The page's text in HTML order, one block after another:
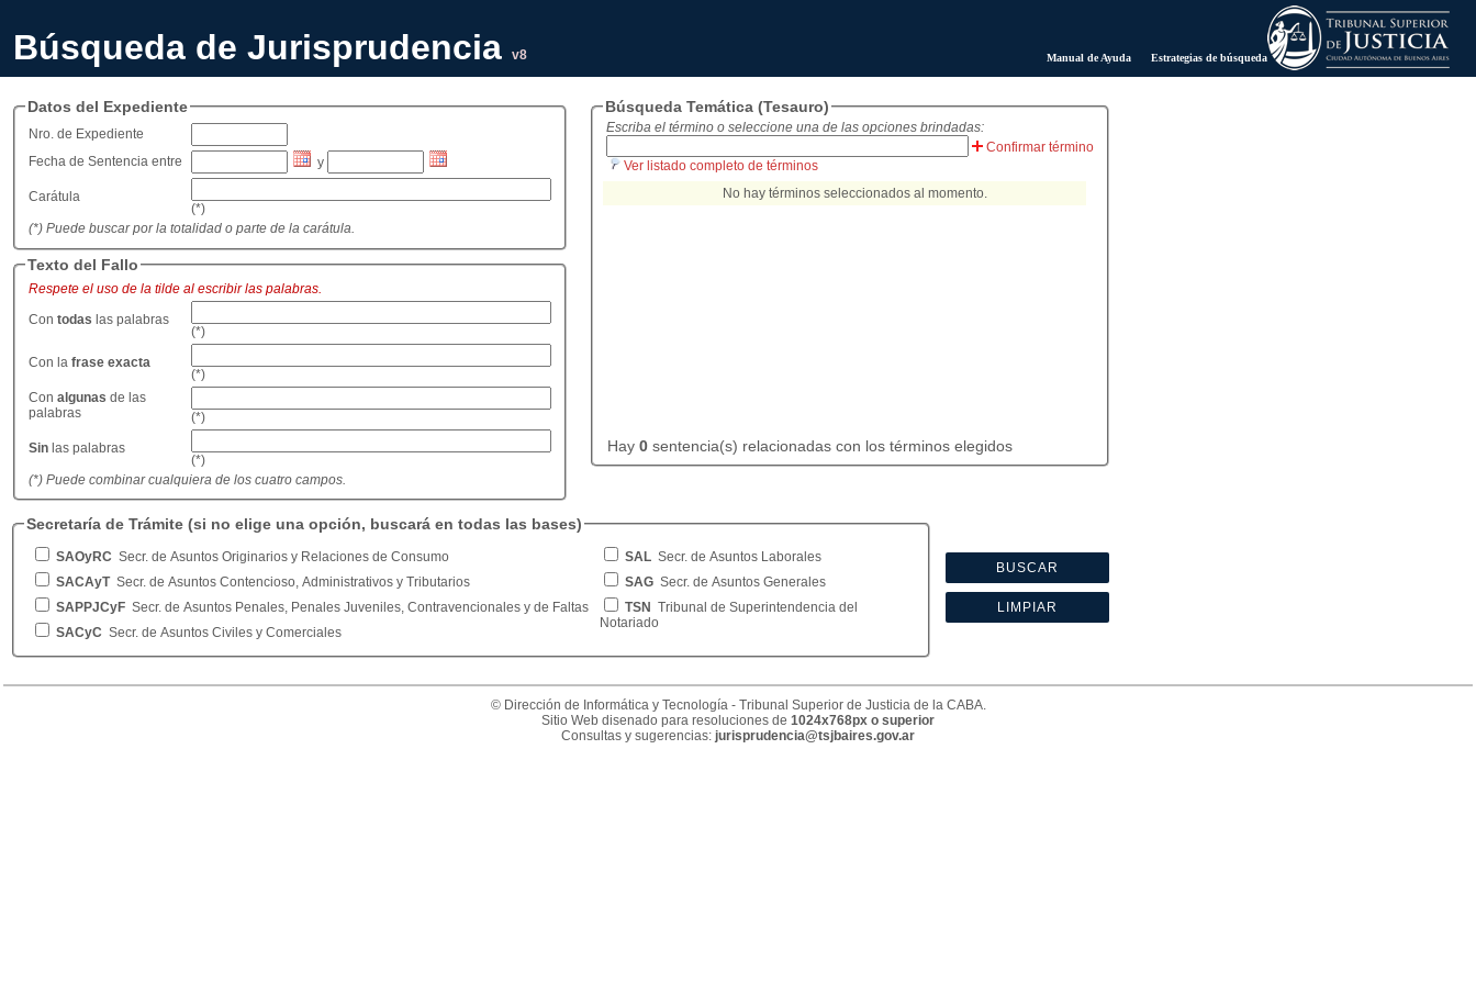
Búsqueda de Jurisprudencia v8 Estrategias de búsqueda
Manual de Ayuda
Datos del Expediente
Nro. de Expediente
Fecha de Sentencia entre
y
Carátula
(*)
(*) Puede buscar por la totalidad o parte de la carátula.
Texto del Fallo
Respete el uso de la tilde al escribir las palabras.
Con todas las palabras
(*)
Con la frase exacta
(*)
Con algunas de las
palabras
(*)
Sin las palabras
(*)
(*) Puede combinar cualquiera de los cuatro campos.
Búsqueda Temática (Tesauro)
Escriba el término o seleccione una de las opciones brindadas:
Confirmar término
Ver listado completo de términos
Hay 0 sentencia(s) relacionadas con los términos elegidos
Secretaría de Trámite (si no elige una opción, buscará en todas las bases)
SAOyRC Secr. de Asuntos Originarios y Relaciones de Consumo
SACAyTSecr. de Asuntos Contencioso, Administrativos y Tributarios
SAPPJCyF Secr. de Asuntos Penales, Penales Juveniles, Contravencionales y de Faltas
SACyC Secr. de Asuntos Civiles y Comerciales
SAL Secr. de Asuntos Laborales
SAG Secr. de Asuntos Generales
TSN Tribunal de Superintendencia del
Notariado
BUSCAR
LIMPIAR
© Dirección de Informática y Tecnología - Tribunal Superior de Justicia de la CABA.
Sitio Web disenado para resoluciones de 1024x768px o superior
Consultas y sugerencias: jurisprudencia@tsjbaires.gov.ar